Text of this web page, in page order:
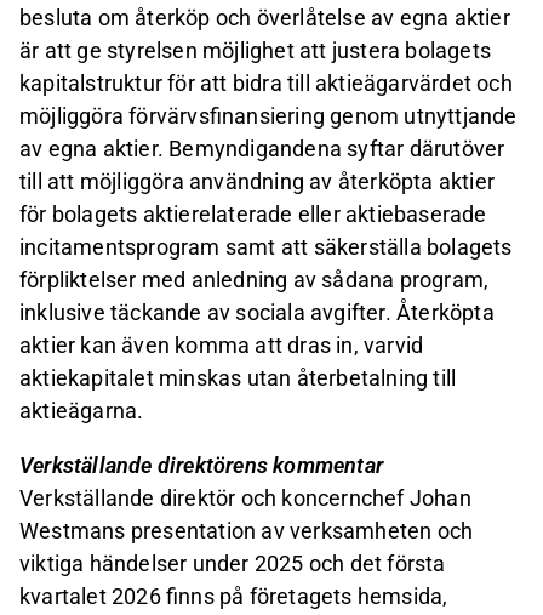
besluta om återköp och överlåtelse av egna aktier
är att ge styrelsen möjlighet att justera bolagets
kapitalstruktur för att bidra till aktieägarvärdet och
möjliggöra förvärvsfinansiering genom utnyttjande
av egna aktier. Bemyndigandena syftar därutöver
till att möjliggöra användning av återköpta aktier
för bolagets aktierelaterade eller aktiebaserade
incitamentsprogram samt att säkerställa bolagets
förpliktelser med anledning av sådana program,
inklusive täckande av sociala avgifter. Återköpta
aktier kan även komma att dras in, varvid
aktiekapitalet minskas utan återbetalning till
aktieägarna.
Verkställande direktörens kommentar
Verkställande direktör och koncernchef Johan
Westmans presentation av verksamheten och
viktiga händelser under 2025 och det första
kvartalet 2026 finns på företagets hemsida,